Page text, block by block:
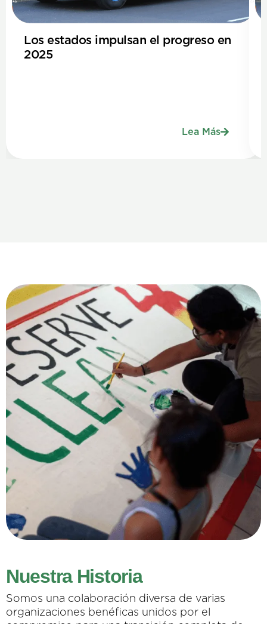
Los estados impulsan el progreso en
2025
Lea Más
Somos una colaboración diversa de varias
organizaciones benéficas unidos por el
Nuestra Historia